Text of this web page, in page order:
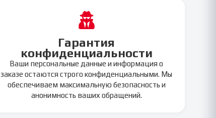
Гарантия
конфиденциальности
Ваши персональные данные и информация о
заказе остаются строго конфиденциальными. Мы
обеспечиваем максимальную безопасность и
анонимность ваших обращений.